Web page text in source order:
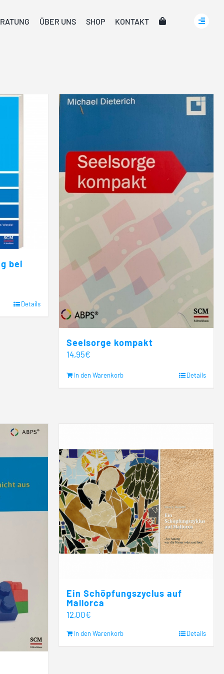
ÜBER UNS SHOP KONTAKT
bei
Details
Seelsorge kompakt
14,95€
In den Warenkorb Details
Ein Schöpfungszyclus auf
Mallorca
12,00€
In den Warenkorb Details